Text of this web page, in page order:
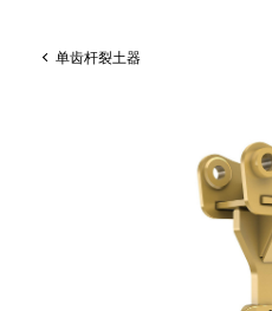
单齿杆裂土器